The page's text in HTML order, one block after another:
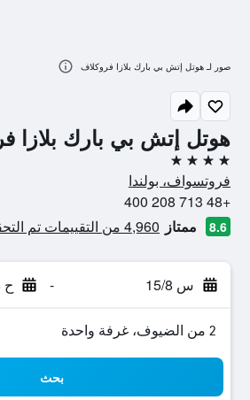
هوتل إتش بي بارك بلازا
4 نجوم
فروتسواف، بولندا
+48 713 208 400
8.6 ممتاز 4,960 من التقييمات تم التحقق منها
س 15/8 - ح 16/8
2 من الضيوف، غرفة واحدة
بحث
صور لـ هوتل إتش بي بارك بلازا فروكلاف